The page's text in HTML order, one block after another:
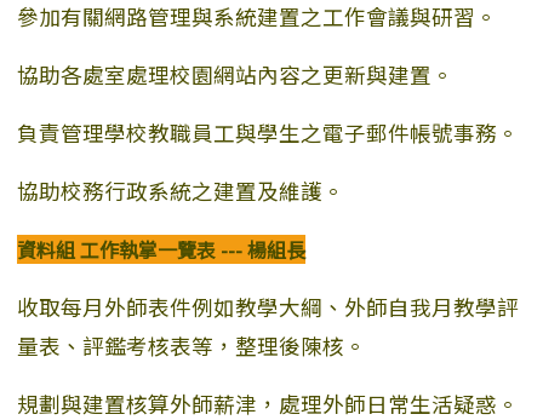
參加有關網路管理與系統建置之工作會議與研習。
協助各處室處理校園網站內容之更新與建置。
負責管理學校教職員工與學生之電子郵件帳號事務。
協助校務行政系統之建置及維護。
資料組 工作執掌一覽表 --- 楊組長
收取每月外師表件例如教學大綱、外師自我月教學評
量表、評鑑考核表等，整理後陳核。
規劃與建置核算外師薪津，處理外師日常生活疑惑。